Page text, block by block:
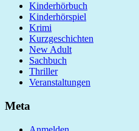
Kinderhörbuch
Kinderhörspiel
Krimi
Kurzgeschichten
New Adult
Sachbuch
Thriller
Veranstaltungen
Meta